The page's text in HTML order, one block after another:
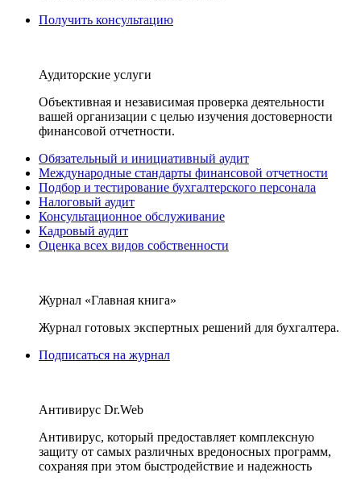
Получить консультацию
Аудиторские услуги
Объективная и независимая проверка деятельности
вашей организации с целью изучения достоверности
финансовой отчетности.
Обязательный и инициативный аудит
Международные стандарты финансовой отчетности
Подбор и тестирование бухгалтерского персонала
Налоговый аудит
Консультационное обслуживание
Кадровый аудит
Оценка всех видов собственности
Журнал «Главная книга»
Журнал готовых экспертных решений для бухгалтера.
Подписаться на журнал
Антивирус Dr.Web
Антивирус, который предоставляет комплексную
защиту от самых различных вредоносных программ,
сохраняя при этом быстродействие и надежность